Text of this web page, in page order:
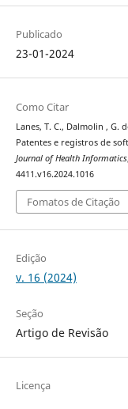
Publicado
23-01-2024
Como Citar
Lanes, T. C., Dalmolin , G.
Patentes e registros de
Journal of Health Informatics,
4411.v16.2024.1016
Fomatos de Citação
Edição
v. 16 (2024)
Seção
Artigo de Revisão
Licença